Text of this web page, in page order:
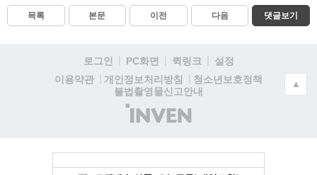
목록 본문 이전 다음 댓글보기
로그인 PC화면 퀵링크
설정
이용약관
개인정보처리방침
청소년보호정책
불법촬영물신고안내
(주)
인
▲